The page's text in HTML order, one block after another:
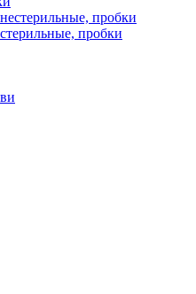
пробки
пробки